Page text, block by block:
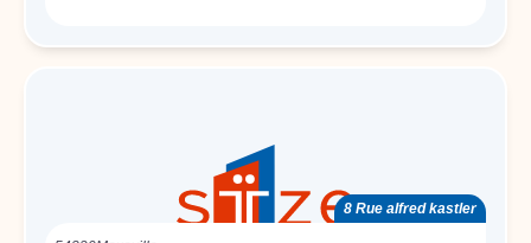
8 Rue alfred kastler